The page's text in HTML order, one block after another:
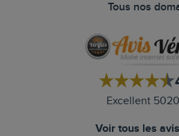
Tous nos
Excellent
Voir tous les